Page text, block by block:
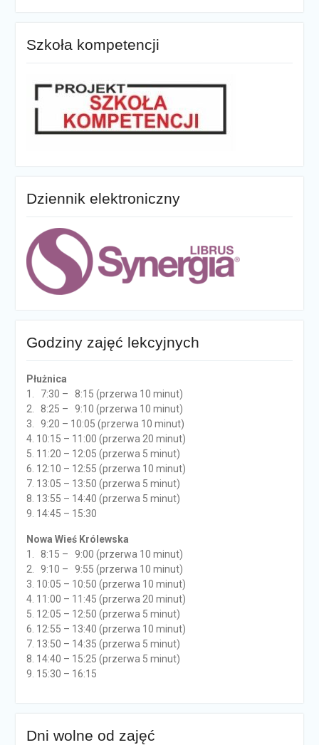
Szkoła kompetencji
Dziennik elektroniczny
Godziny zajęć lekcyjnych
Płużnica
1. 7:30 – 8:15 (przerwa 10 minut)
2. 8:25 – 9:10 (przerwa 10 minut)
3. 9:20 – 10:05 (przerwa 10 minut)
4. 10:15 – 11:00 (przerwa 20 minut)
5. 11:20 – 12:05 (przerwa 5 minut)
6. 12:10 – 12:55 (przerwa 10 minut)
7. 13:05 – 13:50 (przerwa 5 minut)
8. 13:55 – 14:40 (przerwa 5 minut)
9. 14:45 – 15:30
Nowa Wieś Królewska
1. 8:15 – 9:00 (przerwa 10 minut)
2. 9:10 – 9:55 (przerwa 10 minut)
3. 10:05 – 10:50 (przerwa 10 minut)
4. 11:00 – 11:45 (przerwa 20 minut)
5. 12:05 – 12:50 (przerwa 5 minut)
6. 12:55 – 13:40 (przerwa 10 minut)
7. 13:50 – 14:35 (przerwa 5 minut)
8. 14:40 – 15:25 (przerwa 5 minut)
9. 15:30 – 16:15
Dni wolne od zajęć